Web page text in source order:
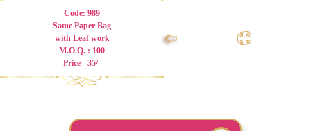
Code: 989
Same Paper Bag
with Leaf work
M.O.Q. : 100
Price - 35/-
➩